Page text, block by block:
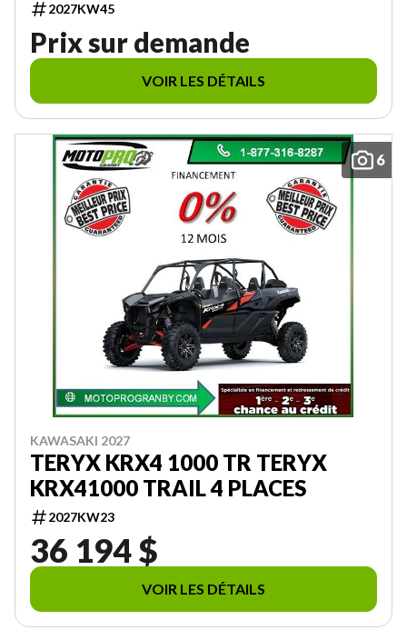
2027KW45
Prix sur demande
VOIR LES DÉTAILS
6
KAWASAKI 2027
TERYX KRX4 1000 TR TERYX
KRX41000 TRAIL 4 PLACES
2027KW23
36 194 $
VOIR LES DÉTAILS